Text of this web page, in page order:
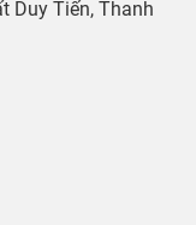
Duy Tiến, Thanh